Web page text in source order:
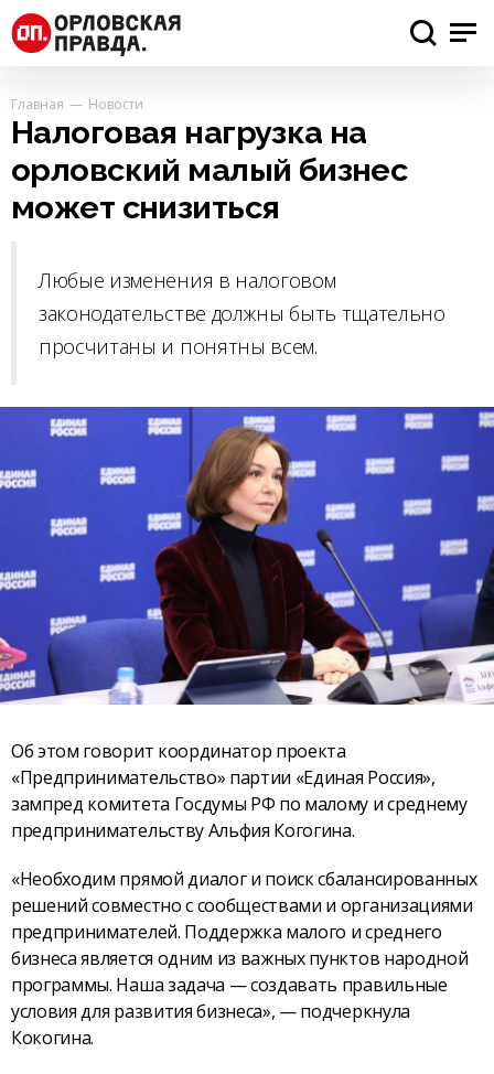
Главная Новости
Налоговая нагрузка на
орловский малый бизнес
может снизиться
Любые изменения в налоговом
законодательстве должны быть тщательно
просчитаны и понятны всем.
Об этом говорит координатор проекта
«Предпринимательство» партии «Единая Россия»,
зампред комитета Госдумы РФ по малому и среднему
предпринимательству Альфия Когогина.
«Необходим прямой диалог и поиск сбалансированных
решений совместно с сообществами и организациями
предпринимателей. Поддержка малого и среднего
бизнеса является одним из важных пунктов народной
программы. Наша задача — создавать правильные
условия для развития бизнеса», — подчеркнула
Кокогина.